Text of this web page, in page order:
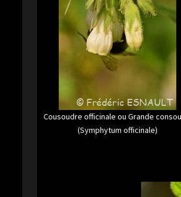
Cousoudre officinale ou Grande
(Symphytum officinale)